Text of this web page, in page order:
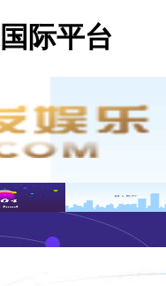
际平台